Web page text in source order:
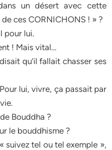
un désert avec cette
ces CORNICHONS ! » ?
pour lui.
! Mais vital…
qu’il fallait chasser ses
lui, vivre, ça passait par
Bouddha ?
le bouddhisme ?
suivez tel ou tel exemple »,